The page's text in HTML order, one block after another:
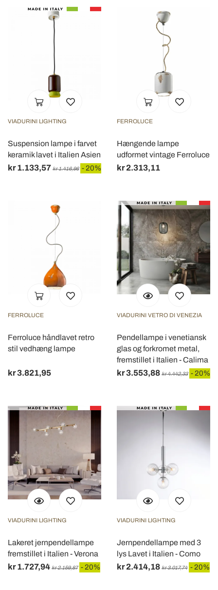
VIADURINI LIGHTING
Suspension lampe i farvet
keramik lavet i Italien Asien
kr 1.133,57 kr 1.416,96 - 20%
FERROLUCE
Hængende lampe
udformet vintage Ferroluce
kr 2.313,11
FERROLUCE
Ferroluce håndlavet retro
stil vedhæng lampe
kr 3.821,95
VIADURINI VETRO DI VENEZIA
Pendellampe i venetiansk
glas og forkromet metal,
fremstillet i Italien - Calima
kr 3.553,88 kr 4.442,33 - 20%
VIADURINI LIGHTING
Lakeret jernpendellampe
fremstillet i Italien - Verona
kr 1.727,94 kr 2.159,87 - 20%
VIADURINI LIGHTING
Jernpendellampe med 3
lys Lavet i Italien - Como
kr 2.414,18 kr 3.017,74 - 20%